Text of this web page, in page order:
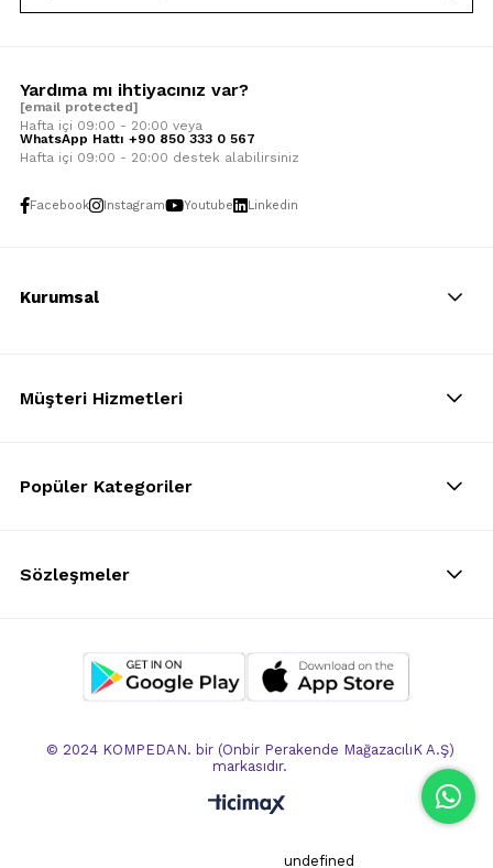
Yardıma mı ihtiyacınız var?
[email protected]
Hafta içi 09:00 - 20:00 veya
WhatsApp Hattı +90 850 333 0 567
Hafta içi 09:00 - 20:00 destek alabilirsiniz
Facebook Instagram Youtube Linkedin
Kurumsal
Müşteri Hizmetleri
Popüler Kategoriler
Sözleşmeler
© 2024 KOMPEDAN. bir (Onbir Perakende MağazacılıK A.Ş)
markasıdır.
undefined